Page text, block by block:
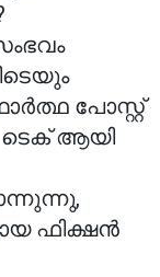
പോസ്റ്റ്
ടെക് ആയി
ഫിക്ഷൻ